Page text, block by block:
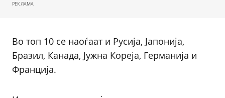
РЕКЛАМА
Во топ 10 се наоѓаат и Русија, Јапонија,
Бразил, Канада, Јужна Кореја, Германија и
Франција.